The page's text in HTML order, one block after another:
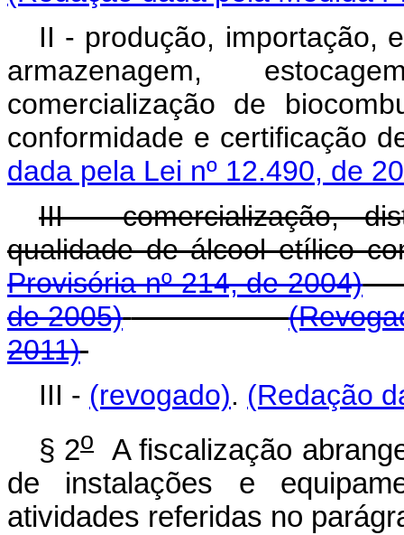
II - produção, importação,
armazenagem,
comercialização de
conformidade e
dada pela Lei nº 12.490, de
III - comercialização,
qualidade de álcool etílico
Provisória nº 214, de 2004)
de 2005)
2011)
III - (revogado). (Redação
§ 2oA fiscalização
de instalações e
atividades referidas no